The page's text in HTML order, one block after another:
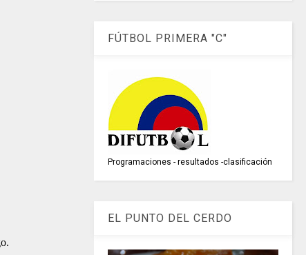
FÚTBOL PRIMERA "C"
Programaciones - resultados -clasificación
EL PUNTO DEL CERDO